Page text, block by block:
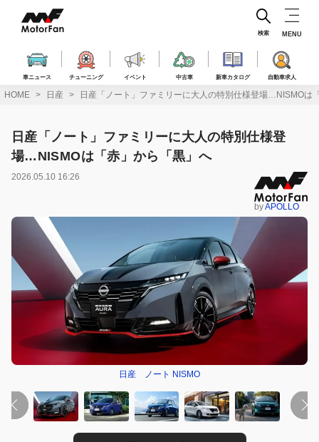
ス
車ニュース チューニング イベント 中古車 新車カタログ 自動車求人
検索 MENU
HOME 日産 日産「ノート」ファミリーに大人の特別仕様登場…NISMOは
日産「ノート」ファミリーに大人の特別仕様登
場…NISMOは「赤」から「黒」へ
2026.05.10 16:26
byAPOLLO
日産 ノート NISMO